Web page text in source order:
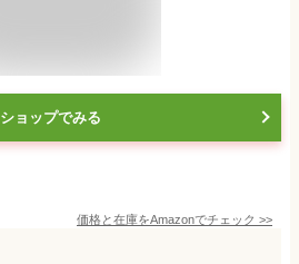
ショップでみる
価格と在庫をAmazonでチェック >>